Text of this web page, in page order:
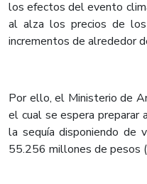
los efectos del evento
al alza los precios de
incrementos de alrededor
Por ello, el Ministerio de
el cual se espera preparar
la sequía disponiendo de
55.256 millones de pesos